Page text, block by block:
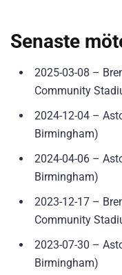
Senaste
2025-03-08 –
Community
2024-12-04 –
Birmingham)
2024-04-06 –
Birmingham)
2023-12-17 –
Community
2023-07-30 –
Birmingham)